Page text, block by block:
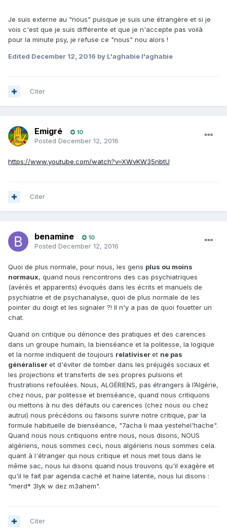
Je suis externe au "nous" puisque je suis une étrangère et si je
vois c'est que je suis différente et que je n'accepte pas voilà
pour la minute psy, je refuse ce "nous" nou alors !
Edited December 12, 2016 by L'aghabie l'aghabie
Citer
Emigré 10
Posted December 12, 2016
https://www.youtube.com/watch?v=XWvKW35nbtU
Citer
benamine 10
Posted December 12, 2016
Quoi de plus normale, pour nous, les gens plus ou moins
normaux, quand nous rencontrons des cas psychiatriques
(avérés et apparents) évoqués dans les écrits et manuels de
psychiatrie et de psychanalyse, quoi de plus normale de les
pointer du doigt et les signaler ?! Il n'y a pas de quoi fouetter un
chat.
Quand on critique ou dénonce des pratiques et des carences
dans un groupe humain, la bienséance et la politesse, la logique
et la norme indiquent de toujours relativiseret ne pas
généraliseret d'éviter de tomber dans les préjugés sociaux et
les projections et transferts de ses propres pulsions et
frustrations refoulées. Nous, ALGÉRIENS, pas étrangers à l’Algérie,
chez nous, par politesse et bienséance, quand nous critiquons
ou mettons à nu des défauts ou carences (chez nous ou chez
autrui) nous précédons ou faisons suivre notre critique, par la
formule habituelle de bienséance, "7acha li maa yestehel'hache".
Quand nous nous critiquons entre nous, nous disons, NOUS
algériens, nous sommes ceci, nous algériens nous sommes cela.
quant à l'étranger qui nous critique et nous met tous dans le
même sac, nous lui disons quand nous trouvons qu'il exagère et
qu'il le fait par agenda caché et haine latente, nous lui disons :
"merd* 3lyk w dez m3ahem".
Citer